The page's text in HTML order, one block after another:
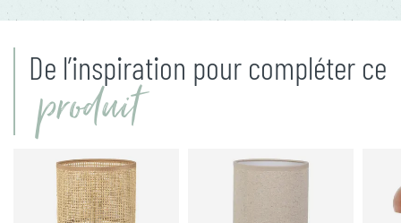
De l’inspiration pour compléter ce
produit